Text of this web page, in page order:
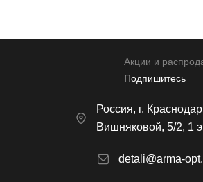
Акции и
Подпишитесь
Россия, г.
Вишняковой, 5/2, 1
detali@arma-